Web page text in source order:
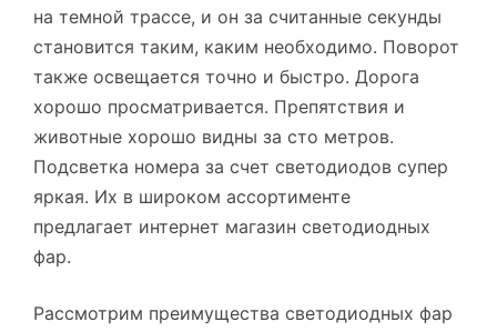
на темной трассе, и он за считанные секунды
становится таким, каким необходимо. Поворот
также освещается точно и быстро. Дорога
хорошо просматривается. Препятствия и
животные хорошо видны за сто метров.
Подсветка номера за счет светодиодов супер
яркая. Их в широком ассортименте
предлагает интернет магазин светодиодных
фар.
Рассмотрим преимущества светодиодных фар